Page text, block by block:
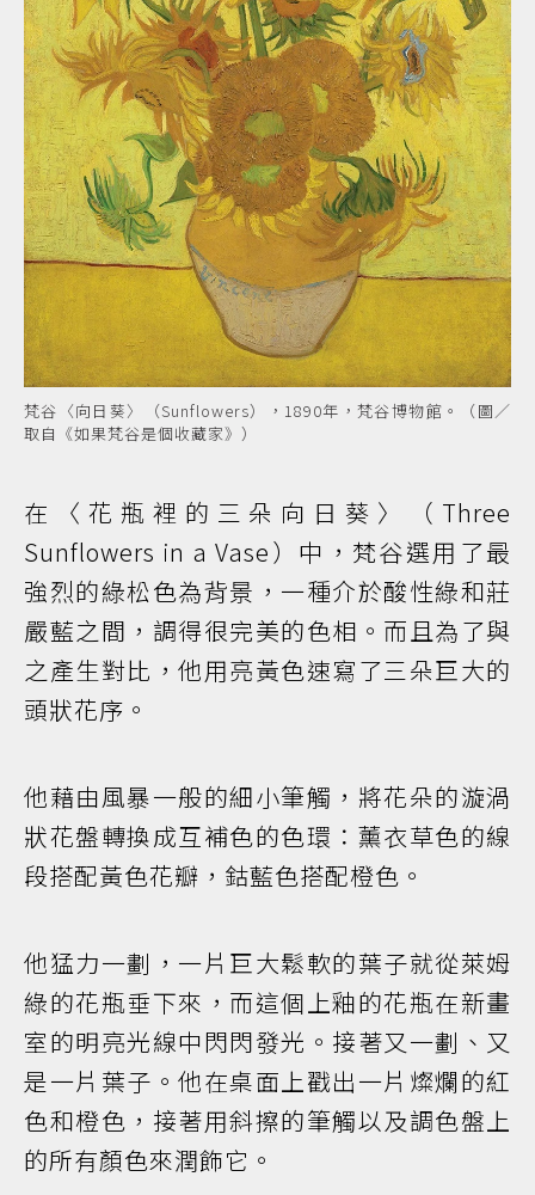
梵谷〈向日葵〉（Sunflowers），1890年，梵谷博物館。（圖／
取自《如果梵谷是個收藏家》）
在〈花瓶裡的三朵向日葵〉（Three
Sunflowers in a Vase）中，梵谷選用了最
強烈的綠松色為背景，一種介於酸性綠和莊
嚴藍之間，調得很完美的色相。而且為了與
之產生對比，他用亮黃色速寫了三朵巨大的
頭狀花序。
他藉由風暴一般的細小筆觸，將花朵的漩渦
狀花盤轉換成互補色的色環：薰衣草色的線
段搭配黃色花瓣，鈷藍色搭配橙色。
他猛力一劃，一片巨大鬆軟的葉子就從萊姆
綠的花瓶垂下來，而這個上釉的花瓶在新畫
室的明亮光線中閃閃發光。接著又一劃、又
是一片葉子。他在桌面上戳出一片燦爛的紅
色和橙色，接著用斜擦的筆觸以及調色盤上
的所有顏色來潤飾它。